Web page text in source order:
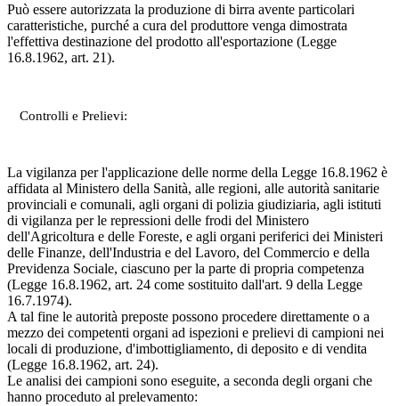
Può essere autorizzata la produzione di birra avente particolari
caratteristiche, purché a cura del produttore venga dimostrata
l'effettiva destinazione del prodotto all'esportazione (Legge
16.8.1962, art. 21).
Controlli e Prelievi:
La vigilanza per l'applicazione delle norme della Legge 16.8.1962 è
affidata al Ministero della Sanità, alle regioni, alle autorità sanitarie
provinciali e comunali, agli organi di polizia giudiziaria, agli istituti
di vigilanza per le repressioni delle frodi del Ministero
dell'Agricoltura e delle Foreste, e agli organi periferici dei Ministeri
delle Finanze, dell'Industria e del Lavoro, del Commercio e della
Previdenza Sociale, ciascuno per la parte di propria competenza
(Legge 16.8.1962, art. 24 come sostituito dall'art. 9 della Legge
16.7.1974).
A tal fine le autorità preposte possono procedere direttamente o a
mezzo dei competenti organi ad ispezioni e prelievi di campioni nei
locali di produzione, d'imbottigliamento, di deposito e di vendita
(Legge 16.8.1962, art. 24).
Le analisi dei campioni sono eseguite, a seconda degli organi che
hanno proceduto al prelevamento: